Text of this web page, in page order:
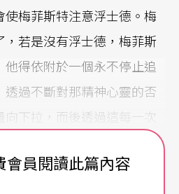
梅菲斯特注意浮士德。梅
若是沒有浮士德，梅菲斯
得依附於一個永不停止追
過不斷對那精神心靈的否
下拉，而後透過這每一次
自己。這種永遠的否定，正
會員閱讀此篇內容